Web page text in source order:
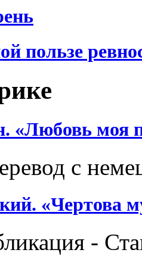
пользе
«Любовь моя
с
«Чертова
-